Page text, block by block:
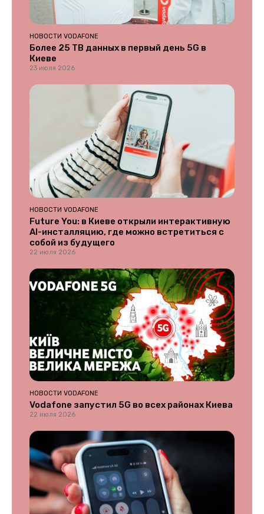
НОВОСТИ VODAFONE
Более 25 ТВ данных в первый день 5G в
Киеве
23 июля 2026
НОВОСТИ VODAFONE
Future You: в Киеве открыли интерактивную
AI-инсталляцию, где можно встретиться с
собой из будущего
22 июля 2026
НОВОСТИ VODAFONE
Vodafone запустил 5G во всех районах Киева
22 июля 2026